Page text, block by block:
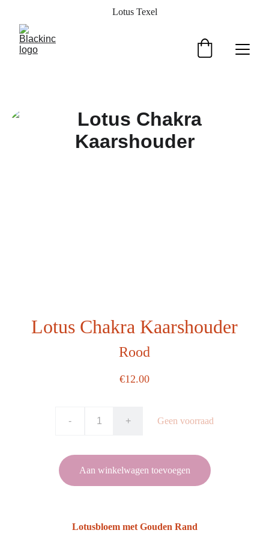
Lotus Texel
Lotus Chakra Kaarshouder
Rood
€12.00
- + Geen voorraad
Aan winkelwagen toevoegen
Lotusbloem met Gouden Rand